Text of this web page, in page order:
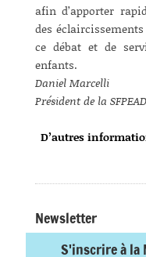
afin d’apporter
des
ce débat et de
enfants.
Daniel Marcelli
Président de la
D’autres
Newsletter
S'inscrire à la